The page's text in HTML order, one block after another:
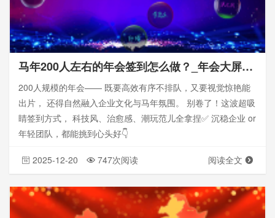
马年200人左右的年会签到怎么做？_年会大屏幕微信扫码签到
200人规模的年会—— 既要高效有序不排队，又要视觉惊艳能
出片， 还得自然融入企业文化与马年氛围。 别卷了！这波超吸
睛签到方式， 科技风、治愈感、潮玩范儿全拿捏✅ 沉稳企业 or
年轻团队，都能挑到心头好👇
2025-12-20 747次阅读 阅读全文